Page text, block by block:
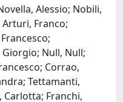
Alessio; Nobili,
Franco;
Null, Null;
Corrao,
Tettamanti,
Carlotta; Franchi,